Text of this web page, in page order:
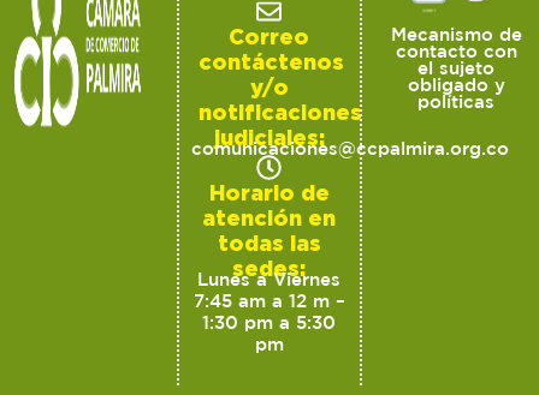
Correo
contáctenos
y/o
notificaciones
judiciales:
comunicaciones@ccpalmira.org.co
Horario de
atención en
todas las
sedes:
Lunes a Viernes
7:45 am a 12 m –
1:30 pm a 5:30
pm
Mecanismo de
contacto con
el sujeto
obligado y
políticas